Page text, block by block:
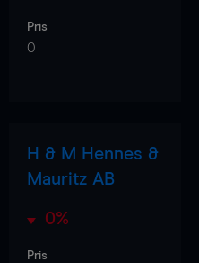
Pris
0
H & M Hennes &
Mauritz AB
0%
Pris